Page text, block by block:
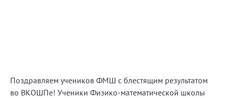
Поздравляем учеников ФМШ с блестящим результатом
во ВКОШПе! Ученики Физико-математической школы